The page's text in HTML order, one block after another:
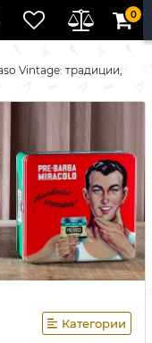
0
Vintage: традиции,
Категории